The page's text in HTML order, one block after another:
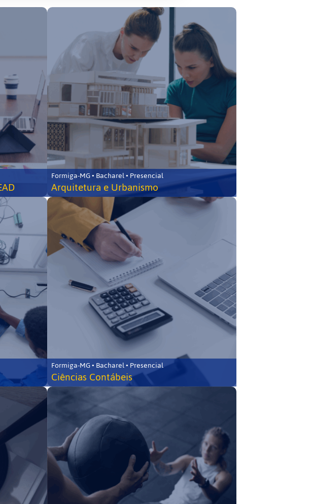
Formiga-MG • Bacharel • Presencial
Arquitetura e Urbanismo
Formiga-MG • Bacharel • Presencial
Ciências Contábeis